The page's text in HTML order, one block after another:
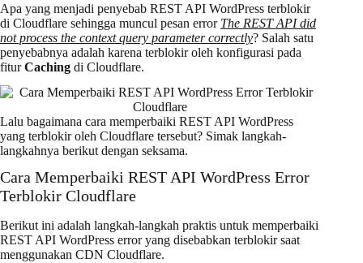
Apa yang menjadi penyebab REST API WordPress terblokir
di Cloudflare sehingga muncul pesan error The REST API did
not process the context query parameter correctly? Salah satu
penyebabnya adalah karena terblokir oleh konfigurasi pada
fiturCaching di Cloudflare.
Lalu bagaimana cara memperbaiki REST API WordPress
yang terblokir oleh Cloudflare tersebut? Simak langkah-
langkahnya berikut dengan seksama.
Cara Memperbaiki REST API WordPress Error
Terblokir Cloudflare
Berikut ini adalah langkah-langkah praktis untuk memperbaiki
REST API WordPress error yang disebabkan terblokir saat
menggunakan CDN Cloudflare.